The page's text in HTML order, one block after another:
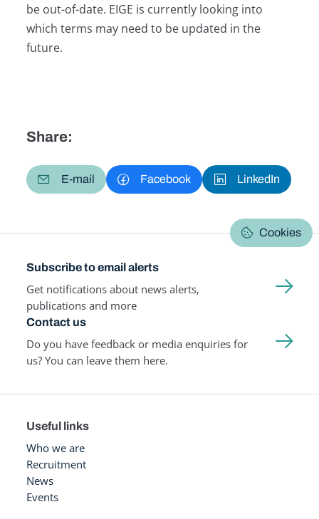
be out-of-date. EIGE is currently looking into
which terms may need to be updated in the
future.
Share:
E-mail Facebook LinkedIn
Cookies
Subscribe to email alerts
Get notifications about news alerts,
publications and more
Contact us
Do you have feedback or media enquiries for
us? You can leave them here.
Useful links
Who we are
Recruitment
News
Events